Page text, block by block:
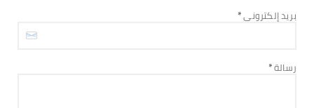
August 06, 2026
مديريات الضالع...
بريد إلكتروني*
رسالة*